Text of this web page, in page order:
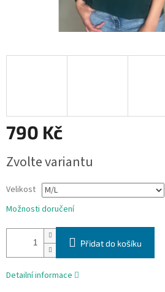
790 Kč
cena:
Zvolte variantu
Velikost
Možnosti doručení
Přidat do košíku
Detailní informace